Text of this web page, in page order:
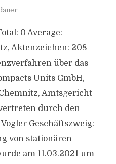
0 Average:
Aktenzeichen: 208
über das
Units GmbH,
Amtsgericht
durch den
Geschäftszweig:
von stationären
am 11.03.2021 um